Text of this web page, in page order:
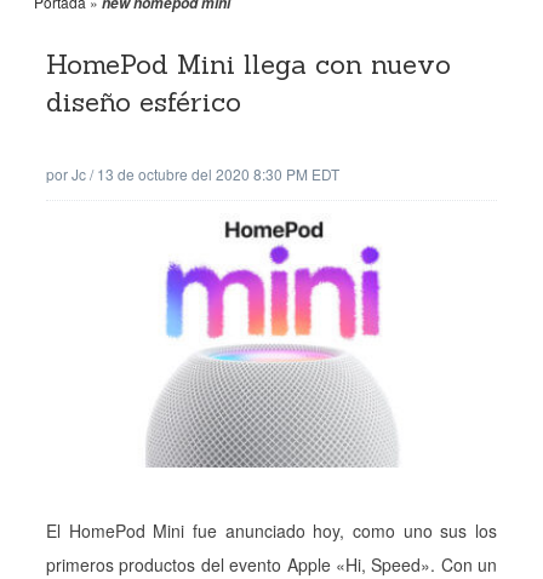
HomePod Mini llega con nuevo
diseño esférico
porJc/13 de octubre del 2020 8:30 PM EDT
El HomePod Mini fue anunciado hoy, como uno sus los
primeros productos del evento Apple «Hi, Speed». Con un